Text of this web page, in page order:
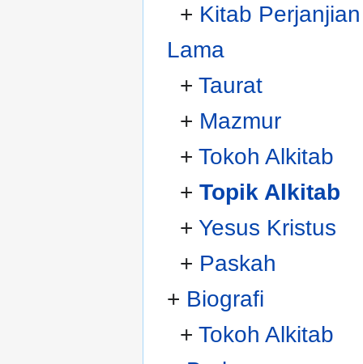
+ Kitab Perjanjian
Lama
+ Taurat
+ Mazmur
+ Tokoh Alkitab
+ Topik Alkitab
+ Yesus Kristus
+ Paskah
+ Biografi
+ Tokoh Alkitab